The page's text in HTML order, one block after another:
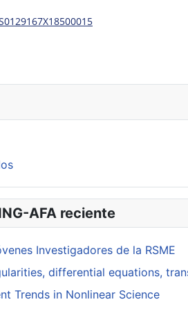
AFA reciente
Investigadores de la RSME
differential equations,
Trends in Nonlinear Science
to compute a presentation of